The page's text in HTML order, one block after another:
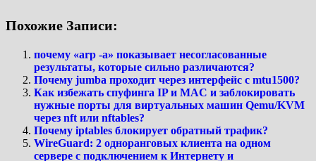
Похожие Записи:
почему «arp -a» показывает несогласованные
результаты, которые сильно различаются?
Почему jumba проходит через интерфейс с mtu1500?
Как избежать спуфинга IP и MAC и заблокировать
нужные порты для виртуальных машин Qemu/KVM
через nft или nftables?
Почему iptables блокирует обратный трафик?
WireGuard: 2 одноранговых клиента на одном
сервере с подключением к Интернету и